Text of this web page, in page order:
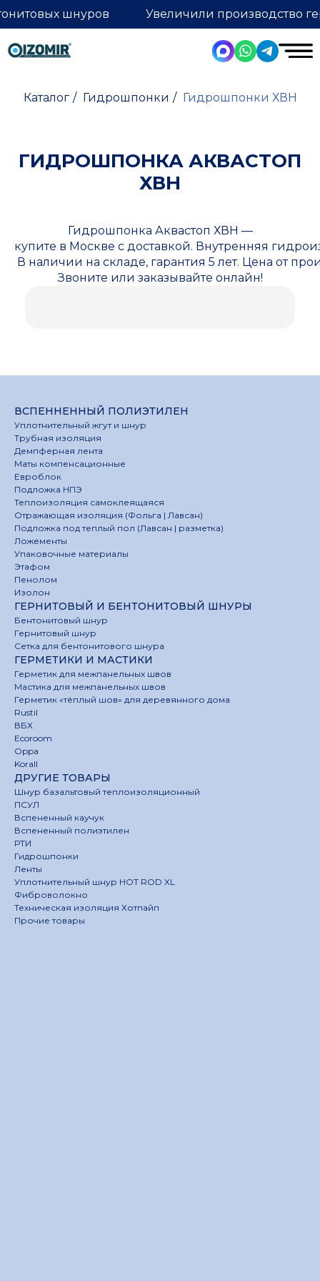
Увеличили производство
шнуров
Каталог / Гидрошпонки / Гидрошпонки ХВН
ГИДРОШПОНКА АКВАСТОП
ХВН
Гидрошпонка Аквастоп ХВН —
купите в Москве с доставкой. Внутренняя
В наличии на складе, гарантия 5 лет. Цена от
Звоните или заказывайте онлайн!
ВСПЕННЕННЫЙ ПОЛИЭТИЛЕН
Уплотнительный жгут и шнур
Трубная изоляция
Демпферная лента
Маты компенсационные
Евроблок
Подложка НПЭ
Теплоизоляция самоклеящаяся
Отражающая изоляция (Фольга | Лавсан)
Подложка под теплый пол (Лавсан | разметка)
Ложементы
Упаковочные материалы
Этафом
Пенолом
Изолон
ГЕРНИТОВЫЙ И БЕНТОНИТОВЫЙ ШНУРЫ
Бентонитовый шнур
Гернитовый шнур
Сетка для бентонитового шнура
ГЕРМЕТИКИ И МАСТИКИ
Герметик для межпанельных швов
Мастика для межпанельных швов
Герметик «тёплый шов» для деревянного дома
Rustil
ВБХ
Ecoroom
Oppa
Korall
ДРУГИЕ ТОВАРЫ
Шнур базальтовый теплоизоляционный
ПСУЛ
Вспененный каучук
Вспененный полиэтилен
РТИ
Гидрошпонки
Ленты
Уплотнительный шнур HOT ROD XL
Фиброволокно
Техническая изоляция Хотпайп
Прочие товары